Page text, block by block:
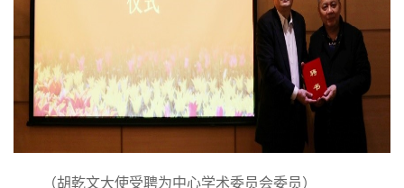
（胡乾文大使受聘为中心学术委员会委员）